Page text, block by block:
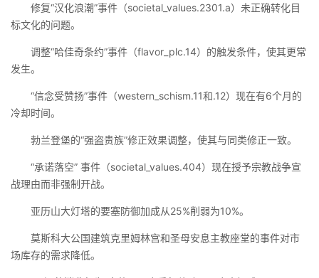
修复“汉化浪潮”事件（societal_values.2301.a）未正确转化目
标文化的问题。
调整“哈佳奇条约”事件（flavor_plc.14）的触发条件，使其更常
发生。
“信念受赞扬”事件（western_schism.11和.12）现在有6个月的
冷却时间。
勃兰登堡的“强盗贵族”修正效果调整，使其与同类修正一致。
“承诺落空” 事件（societal_values.404）现在授予宗教战争宣
战理由而非强制开战。
亚历山大灯塔的要塞防御加成从25%削弱为10%。
莫斯科大公国建筑克里姆林宫和圣母安息主教座堂的事件对市
场库存的需求降低。